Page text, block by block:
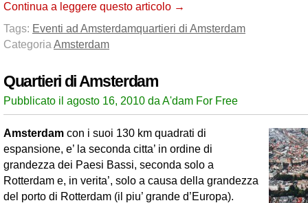
Continua a leggere questo articolo →
Tags: Eventi ad Amsterdamquartieri di Amsterdam
Categoria Amsterdam
Quartieri di Amsterdam
Pubblicato il agosto 16, 2010 da A'dam For Free
Amsterdam con i suoi 130 km quadrati di
espansione, e’ la seconda citta’ in ordine di
grandezza dei Paesi Bassi, seconda solo a
Rotterdam e, in verita’, solo a causa della grandezza
del porto di Rotterdam (il piu’ grande d’Europa).